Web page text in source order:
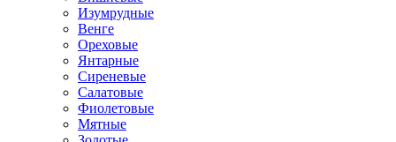
Изумрудные
Венге
Ореховые
Янтарные
Сиреневые
Салатовые
Фиолетовые
Мятные